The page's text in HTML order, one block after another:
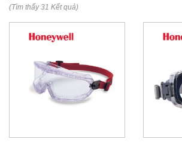
(Tìm thấy 31 Kết quả)